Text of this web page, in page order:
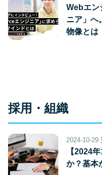
Webエン
ニア」へ
物像とは
採用・組織
2024-10-29
【2024
か？基本